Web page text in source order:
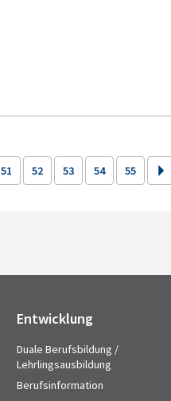
51 52 53 54 55
Entwicklung
Duale Berufsbildung /
Lehrlingsausbildung
Berufsinformation